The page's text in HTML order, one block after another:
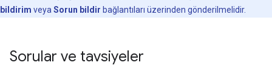
bildirim veya Sorun bildir bağlantıları üzerinden gönderilmelidir.
Sorular ve tavsiyeler